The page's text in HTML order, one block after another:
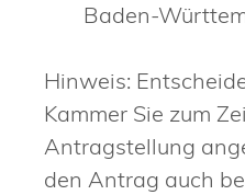
Baden-
Hinweis:
Kammer Sie zum
Antragstellung
den Antrag auch